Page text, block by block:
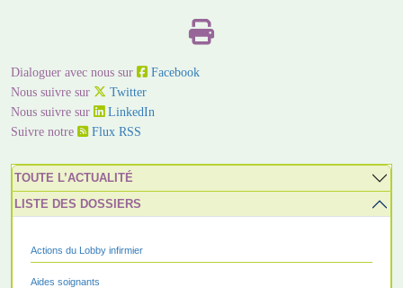
Dialoguer avec nous sur
Facebook
Nous suivre sur
Twitter
Nous suivre sur
LinkedIn
Suivre notre
Flux RSS
TOUTE L’ACTUALITÉ
LISTE DES DOSSIERS
Actions du Lobby infirmier
Aides soignants